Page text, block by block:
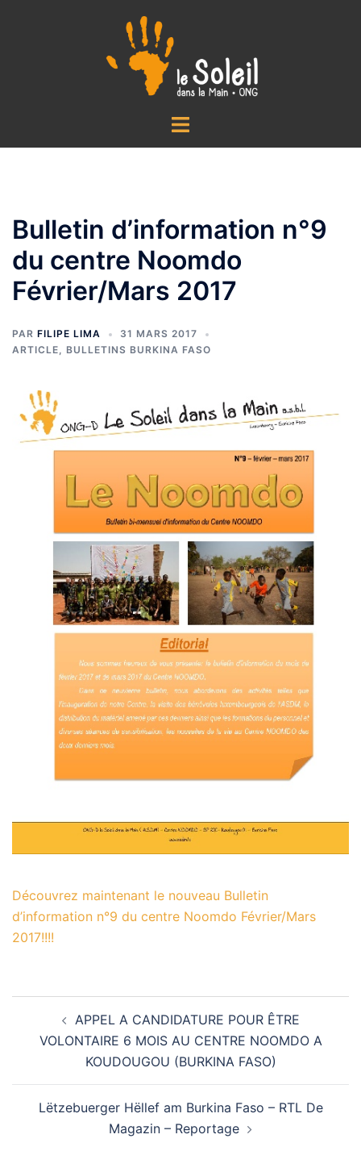
Ouvrir/fermer
Bulletin d’information n°9
du centre Noomdo
Février/Mars 2017
PAR FILIPE LIMA
31 MARS 2017
ARTICLE, BULLETINS BURKINA FASO
Découvrez maintenant le nouveau Bulletin
d’information n°9 du centre Noomdo Février/Mars
2017!!!!
d’articleAPPEL A CANDIDATURE POUR ÊTRE
VOLONTAIRE 6 MOIS AU CENTRE NOOMDO A
KOUDOUGOU (BURKINA FASO)
Lëtzebuerger Hëllef am Burkina Faso – RTL De
Magazin – Reportage